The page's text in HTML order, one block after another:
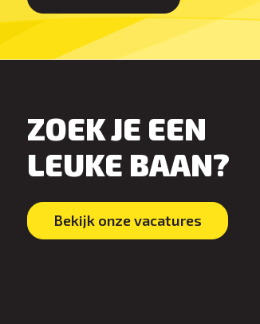
ZOEK JE EEN
LEUKE BAAN?
Bekijk onze vacatures